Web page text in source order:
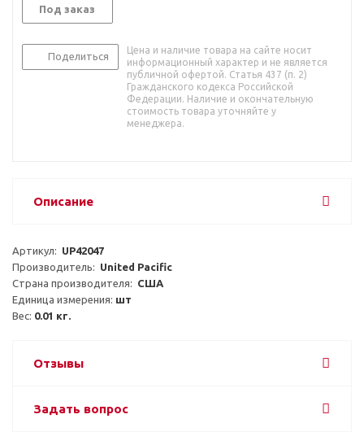
Под заказ
Поделиться
Цена и наличие товара на сайте носит
информационный характер и не является
публичной офертой. Статья 437 (п. 2)
Гражданского кодекса Российской
Федерации. Наличие и окончательную
стоимость товара уточняйте у
менеджера.
Описание
Артикул: UP42047
Производитель: United Pacific
Страна производителя: США
Единица измерения: шт
Вес: 0.01 кг.
Отзывы
Задать вопрос